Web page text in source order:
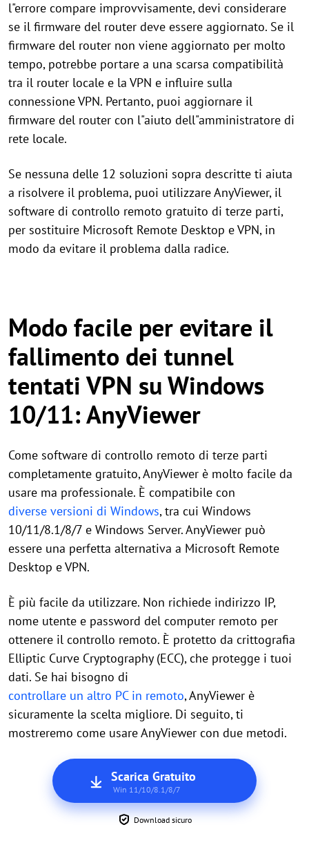
l"errore compare improvvisamente, devi considerare
se il firmware del router deve essere aggiornato. Se il
firmware del router non viene aggiornato per molto
tempo, potrebbe portare a una scarsa compatibilità
tra il router locale e la VPN e influire sulla
connessione VPN. Pertanto, puoi aggiornare il
firmware del router con l"aiuto dell"amministratore di
rete locale.
Se nessuna delle 12 soluzioni sopra descritte ti aiuta
a risolvere il problema, puoi utilizzare AnyViewer, il
software di controllo remoto gratuito di terze parti,
per sostituire Microsoft Remote Desktop e VPN, in
modo da evitare il problema dalla radice.
Modo facile per evitare il
fallimento dei tunnel
tentati VPN su Windows
10/11: AnyViewer
Come software di controllo remoto di terze parti
completamente gratuito, AnyViewer è molto facile da
usare ma professionale. È compatibile con
diverse versioni di Windows, tra cui Windows
10/11/8.1/8/7 e Windows Server. AnyViewer può
essere una perfetta alternativa a Microsoft Remote
Desktop e VPN.
È più facile da utilizzare. Non richiede indirizzo IP,
nome utente e password del computer remoto per
ottenere il controllo remoto. È protetto da crittografia
Elliptic Curve Cryptography (ECC), che protegge i tuoi
dati. Se hai bisogno di
controllare un altro PC in remoto, AnyViewer è
sicuramente la scelta migliore. Di seguito, ti
mostreremo come usare AnyViewer con due metodi.
Scarica Gratuito
Win 11/10/8.1/8/7
Download sicuro